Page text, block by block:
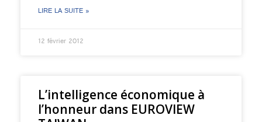
LIRE LA SUITE »
12 février 2012
L’intelligence économique à
l’honneur dans EUROVIEW